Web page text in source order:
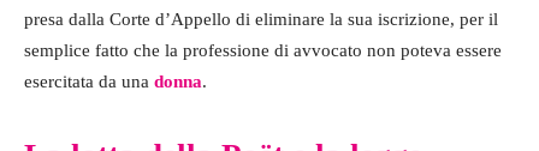
presa dalla Corte d’Appello di eliminare la sua iscrizione, per il
semplice fatto che la professione di avvocato non poteva essere
esercitata da una donna.